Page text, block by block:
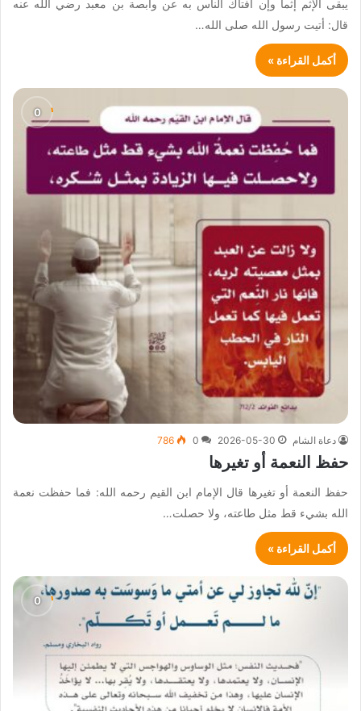
يبقى الإثم إثما وإن أفتاك الناس به عن وابصة بن معبد رضي الله عنه
قال: أتيت رسول الله صلى الله…
أكمل القراءة »
دعاة الشام 2026-05-30
0
786
حفظ النعمة أو تغيرها
حفظ النعمة أو تغيرها قال الإمام ابن القيم رحمه الله: فما حفظت نعمة
الله بشيء قط مثل طاعته، ولا حصلت…
أكمل القراءة »